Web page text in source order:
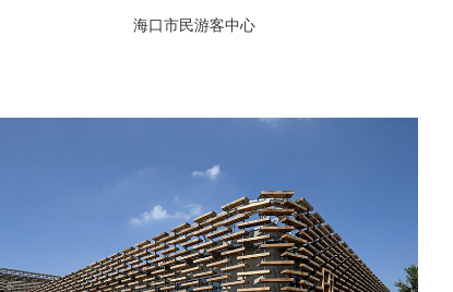
海口市民游客中心